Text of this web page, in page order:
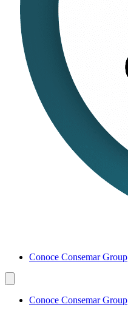
Conoce Consemar Group
Conoce Consemar Group